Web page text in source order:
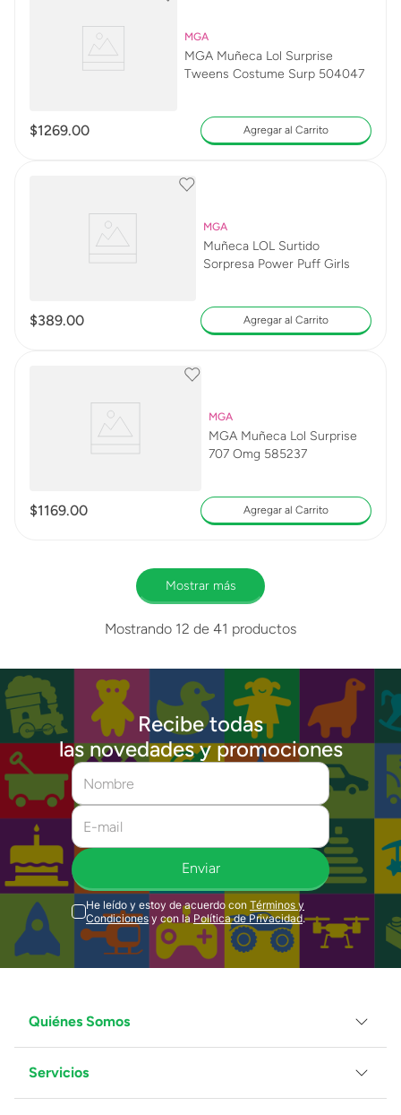
MGA
MGA Muñeca Lol Surprise
Tweens Costume Surp 504047
$1269.00 Agregar al Carrito
MGA
Muñeca LOL Surtido
Sorpresa Power Puff Girls
$389.00 Agregar al Carrito
MGA
MGA Muñeca Lol Surprise
707 Omg 585237
$1169.00 Agregar al Carrito
Mostrar más
Mostrando 12 de 41 productos
Recibe todas
las novedades y promociones
Enviar
He leído y estoy de acuerdo con Términos y
Condiciones y con la Política de Privacidad.
Quiénes Somos
Grupo Juguetron
Localiza tu tienda
Servicios